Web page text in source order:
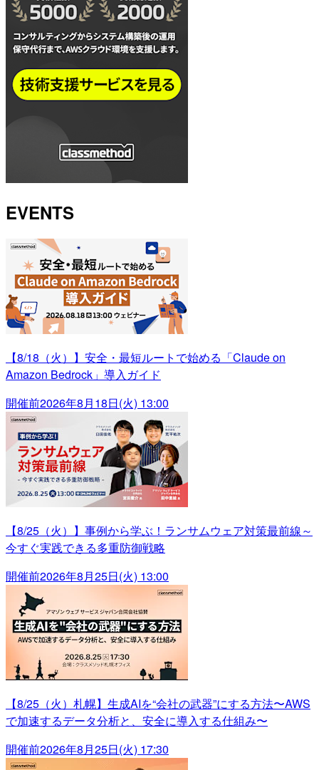
EVENTS
【8/18（火）】安全・最短ルートで始める「Claude on
Amazon Bedrock」導入ガイド
開催前2026年8月18日(火) 13:00
【8/25（火）】事例から学ぶ！ランサムウェア対策最前線～
今すぐ実践できる多重防御戦略
開催前2026年8月25日(火) 13:00
【8/25（火）札幌】生成AIを“会社の武器”にする方法〜AWS
で加速するデータ分析と、安全に導入する仕組み〜
開催前2026年8月25日(火) 17:30